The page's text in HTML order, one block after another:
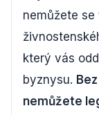
nemůžete
který vás
byznysu.
nemůžete